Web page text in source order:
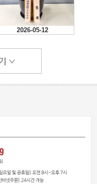
2026-05-12